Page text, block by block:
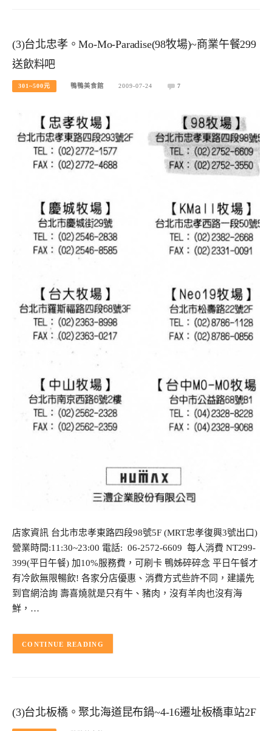
(3)台北忠孝。Mo-Mo-Paradise(98牧場)~商業午餐299
送飲料吧
301~500元 鴨鴨美食館 2009-07-24 7
店家資訊 台北市忠孝東路四段98號5F (MRT忠孝復興3號出口)
營業時間:11:30~23:00 電話: 06-2572-6609 每人消費 NT299-
399(平日午餐) 加10%服務費，可刷卡 鴨姊碎碎念 平日午餐才
有冷飲無限暢飲! 各家分店優惠、消費方式些許不同，建議先
到官網洽詢 壽喜燒就是只有牛、豬肉，沒有羊肉也沒有海
鮮，…
CONTINUE READING
(3)台北板橋。聚北海道昆布鍋~4-16遷址板橋車站2F